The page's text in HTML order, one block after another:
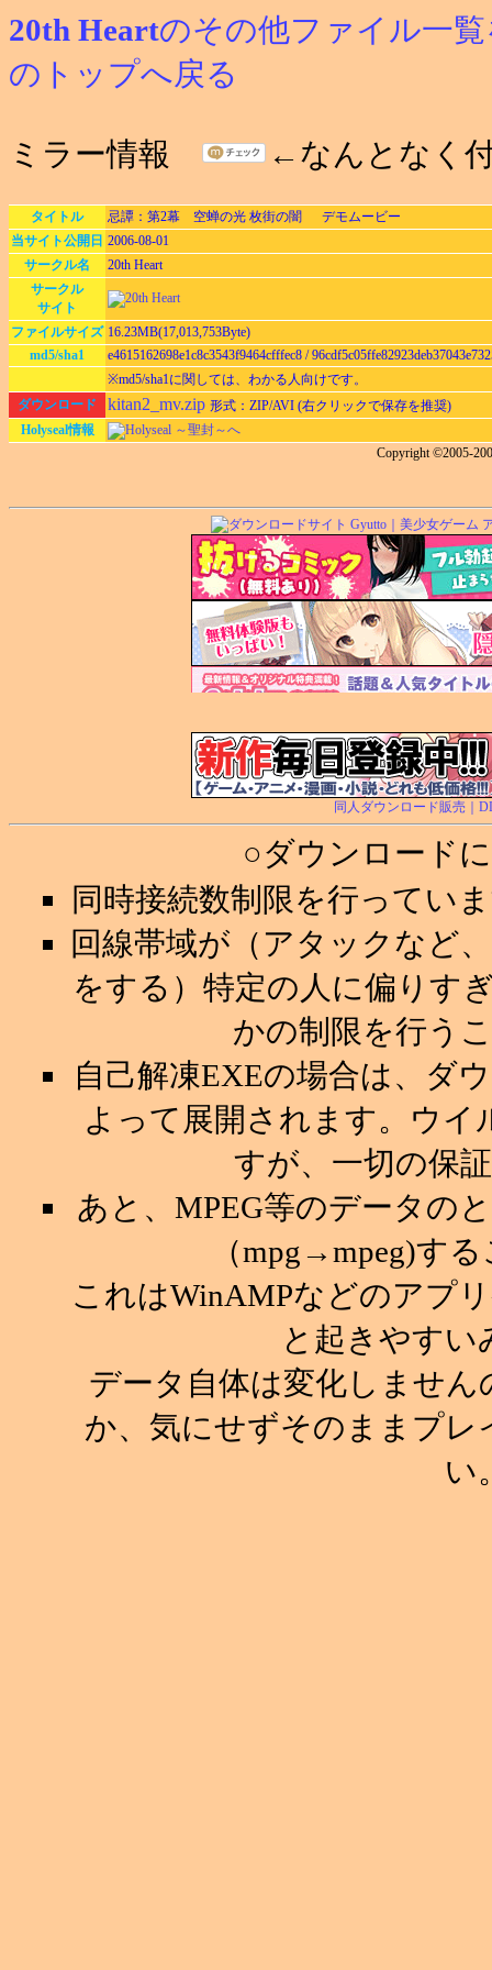
20th Heartのその他ファイル一
のトップへ戻る
ミラー情報 ←なんとなく
タイトル
忌譚：第2幕 空蝉の光 枚街の闇 デモムービー
当サイト公開日 2006-08-01
サークル名
20th Heart
サークル
サイト
ファイルサイズ 16.23MB(17,013,753Byte)
md5/sha1
e4615162698e1c8c3543f9464cfffec8 /
※md5/sha1に関しては、わかる人向けです。
ダウンロード
kitan2_mv.zip 形式：ZIP/AVI (右クリックで保存を推奨)
Holyseal情報
Holyseal ～聖封～へ
Copyright ©2005-
同人ダウンロード販売｜
○ダウンロード
同時接続数制限を行ってい
回線帯域が（アタックなど
をする）特定の人に偏りす
かの制限を行う
自己解凍EXEの場合は、ダ
よって展開されます。ウ
すが、一切の保
あと、MPEG等のデータの
（mpg→mpeg)す
これはWinAMPなどのアプ
と起きやすい
データ自体は変化しませ
か、気にせずそのままプ
い